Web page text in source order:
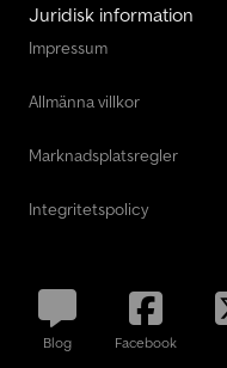
Juridisk information
Impressum
Allmänna villkor
Marknadsplatsregler
Integritetspolicy
Blog Facebook